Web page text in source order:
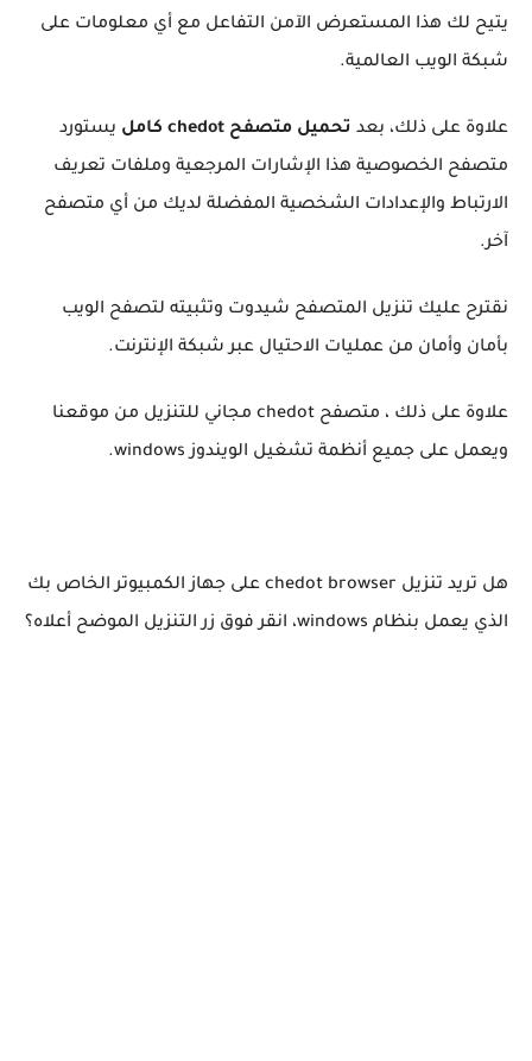
يتيح لك هذا المستعرض الآمن التفاعل مع أي معلومات على
شبكة الويب العالمية.
علاوة على ذلك، بعد تحميل متصفح chedot كامل
يستورد
متصفح الخصوصية هذا الإشارات المرجعية وملفات تعريف
الارتباط والإعدادات الشخصية المفضلة لديك من أي متصفح
آخر.
نقترح عليك تنزيل المتصفح شيدوت وتثبيته لتصفح الويب
بأمان وأمان من عمليات الاحتيال عبر شبكة الإنترنت.
علاوة على ذلك ، متصفح chedot مجاني للتنزيل من موقعنا
ويعمل على جميع أنظمة تشغيل الويندوز windows.
هل تريد تنزيل chedot browser على جهاز الكمبيوتر الخاص بك
الذي يعمل بنظام windows، انقر فوق زر التنزيل الموضح أعلاه؟